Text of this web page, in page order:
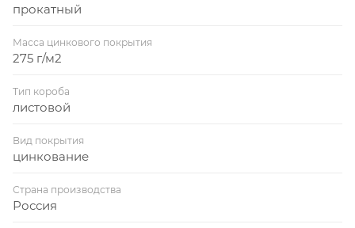
прокатный
Масса цинкового покрытия
275 г/м2
Тип короба
листовой
Вид покрытия
цинкование
Страна производства
Россия